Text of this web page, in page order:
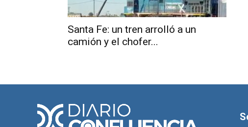
Santa Fe: un tren arrolló a un
camión y el chofer...